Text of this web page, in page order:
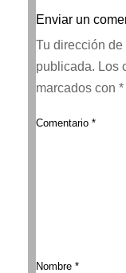
Enviar un
Tu dirección
publicada. Los
marcados con *
Comentario *
Nombre *